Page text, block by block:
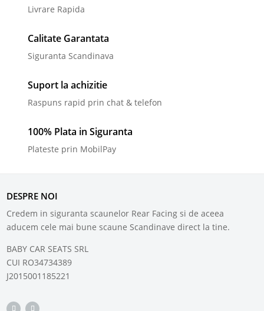
Livrare Rapida
Calitate Garantata
Siguranta Scandinava
Suport la achizitie
Raspuns rapid prin chat & telefon
100% Plata in Siguranta
Plateste prin MobilPay
DESPRE NOI
Credem in siguranta scaunelor Rear Facing si de aceea
aducem cele mai bune scaune Scandinave direct la tine.
BABY CAR SEATS SRL
CUI RO34734389
J2015001185221